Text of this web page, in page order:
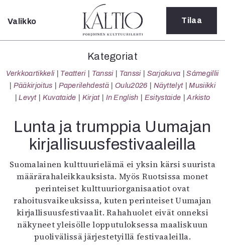
Sulje
Kategoriat
Verkkoartikkeli
Teatteri
Tanssi
Sarjakuva
Sámegillii
Pääkirjoitus
Oulu2026
Näyttelyt
Musiikki
Levyt
Kuvataide
Kirjat
In English
Valikko Tilaa
Kategoriat
Verkkoartikkeli Teatteri Tanssi Tanssi Sarjakuva
Sámegillii
Pääkirjoitus
Paperilehdestä Oulu2026 Näyttelyt
Musiikki
Levyt
Kuvataide Kirjat In English Esitystaide Arkisto
Lunta ja trumppia Uumajan
kirjallisuusfestivaaleilla
Suomalainen kulttuurielämä ei yksin kärsi suurista
määrärahaleikkauksista. Myös Ruotsissa monet
perinteiset kulttuuriorganisaatiot ovat
rahoitusvaikeuksissa, kuten perinteiset Uumajan
kirjallisuusfestivaalit. Rahahuolet eivät onneksi
näkyneet yleisölle lopputuloksessa maaliskuun
puolivälissä järjestetyillä festivaaleilla.